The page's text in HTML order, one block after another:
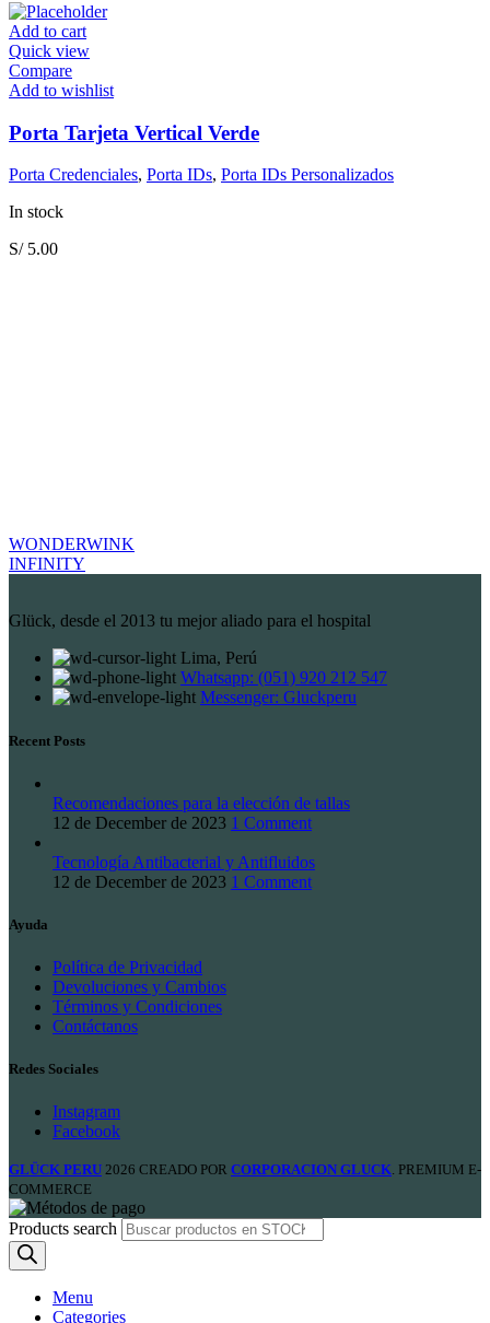
Add to cart
Quick view
Compare
Add to wishlist
Porta Tarjeta Vertical Verde
Porta Credenciales, Porta IDs, Porta IDs Personalizados
In stock
S/5.00
WONDERWINK
INFINITY
Glück, desde el 2013 tu mejor aliado para el hospital
Lima, Perú
Whatsapp: (051) 920 212 547
Messenger: Gluckperu
Recent Posts
Recomendaciones para la elección de tallas
12 de December de 2023 1 Comment
Tecnología Antibacterial y Antifluidos
12 de December de 2023 1 Comment
Ayuda
Política de Privacidad
Devoluciones y Cambios
Términos y Condiciones
Contáctanos
Redes Sociales
Instagram
Facebook
GLÜCK PERU 2026 CREADO POR CORPORACION GLUCK. PREMIUM E-
COMMERCE
Products search
Menu
Categories